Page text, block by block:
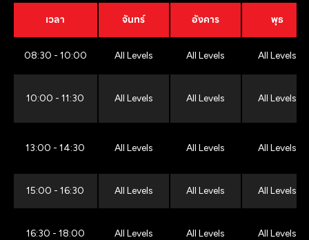
เวลา จันทร์ อังคาร พุธ
08:30 - 10:00 All Levels All Levels All Levels
10:00 - 11:30 All Levels All Levels All Levels
13:00 - 14:30 All Levels All Levels All Levels
15:00 - 16:30 All Levels All Levels All Levels
16:30 - 18:00 All Levels All Levels All Levels